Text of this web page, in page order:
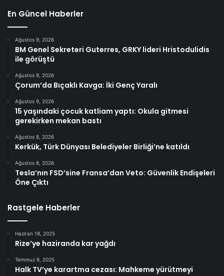
En Güncel Haberler
Ağustos 9, 2026
BM Genel Sekreteri Guterres, GRKY lideri Hristodulidis
ile görüştü
Ağustos 9, 2026
Çorum’da Bıçaklı Kavga: İki Genç Yaralı
Ağustos 9, 2026
15 yaşındaki çocuk katliam yaptı: Okula gitmesi
gerekirken mekan bastı
Ağustos 8, 2026
Kerkük, Türk Dünyası Belediyeler Birliği’ne katıldı
Ağustos 8, 2026
Tesla’nın FSD’sine Fransa’dan Veto: Güvenlik Endişeleri
Öne Çıktı
Rastgele Haberler
Haziran 18, 2025
Rize’ye haziranda kar yağdı
Temmuz 8, 2025
Halk TV’ye karartma cezası: Mahkeme yürütmeyi